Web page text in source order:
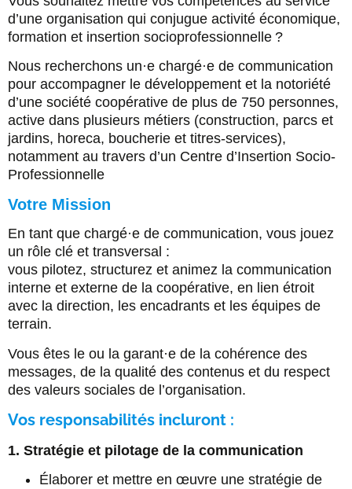
d’une organisation qui conjugue activité économique,
formation et insertion socioprofessionnelle ?
Nous recherchons un·e chargé·e de communication
pour accompagner le développement et la notoriété
d’une société coopérative de plus de 750 personnes,
active dans plusieurs métiers (construction, parcs et
jardins, horeca, boucherie et titres-services),
notamment au travers d’un Centre d’Insertion Socio-
Professionnelle
Votre Mission
En tant que chargé·e de communication, vous jouez
un rôle clé et transversal :
vous pilotez, structurez et animez la communication
interne et externe de la coopérative, en lien étroit
avec la direction, les encadrants et les équipes de
terrain.
Vous êtes le ou la garant·e de la cohérence des
messages, de la qualité des contenus et du respect
des valeurs sociales de l’organisation.
Vos responsabilités incluront :
1. Stratégie et pilotage de la communication
Élaborer et mettre en œuvre une stratégie de